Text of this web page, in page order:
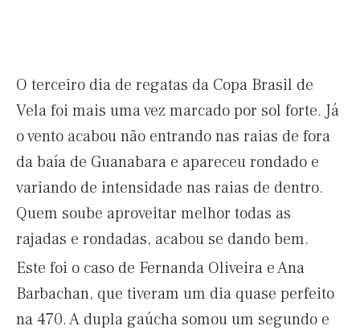
O terceiro dia de regatas da Copa Brasil de
Vela foi mais uma vez marcado por sol forte. Já
o vento acabou não entrando nas raias de fora
da baía de Guanabara e apareceu rondado e
variando de intensidade nas raias de dentro.
Quem soube aproveitar melhor todas as
rajadas e rondadas, acabou se dando bem.
Este foi o caso de Fernanda Oliveira e Ana
Barbachan, que tiveram um dia quase perfeito
na 470. A dupla gaúcha somou um segundo e